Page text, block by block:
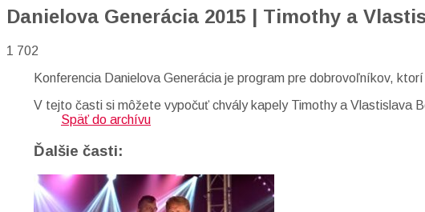
Danielova Generácia 2015 | Timothy a
1 702
Konferencia Danielova Generácia je program pre dobrovoľníkov,
V tejto časti si môžete vypočuť chvály kapely Timothy a Vlastislava
Späť do archívu
Ďalšie časti: